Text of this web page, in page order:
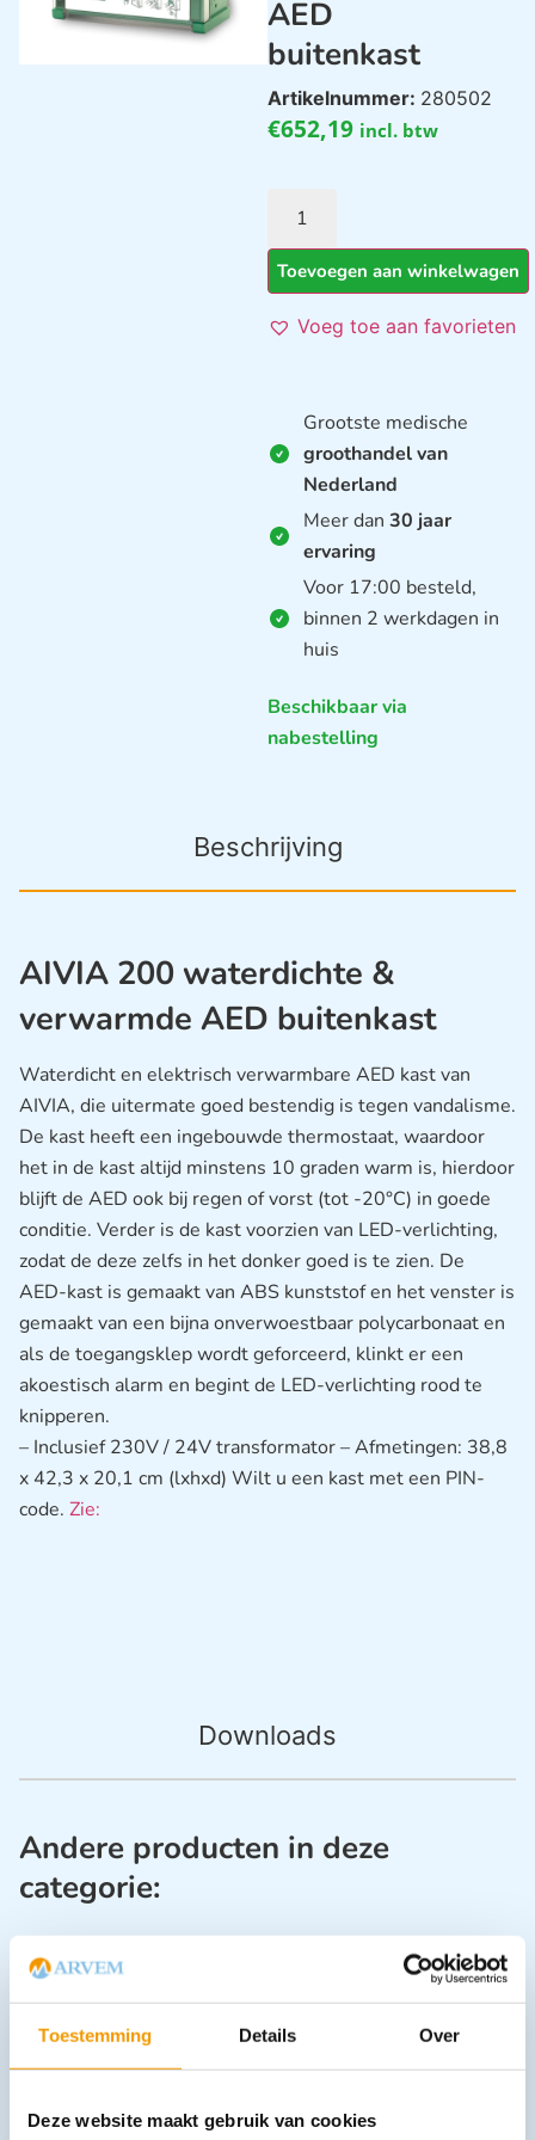
Toestemming Details Over
Deze website maakt gebruik van cookies
AED
buitenkast
Artikelnummer: 280502
€652,19 incl. btw
Toevoegen aan winkelwagen
Voeg toe aan favorieten
Grootste medische
groothandel van
Nederland
Meer dan 30 jaar
ervaring
Voor 17:00 besteld,
binnen 2 werkdagen in
huis
Beschikbaar via
nabestelling
Beschrijving
Downloads
AIVIA 200 waterdichte &
verwarmde AED buitenkast
Waterdicht en elektrisch verwarmbare AED kast van
AIVIA, die uitermate goed bestendig is tegen vandalisme.
De kast heeft een ingebouwde thermostaat, waardoor
het in de kast altijd minstens 10 graden warm is, hierdoor
blijft de AED ook bij regen of vorst (tot -20°C) in goede
conditie. Verder is de kast voorzien van LED-verlichting,
zodat de deze zelfs in het donker goed is te zien. De
AED-kast is gemaakt van ABS kunststof en het venster is
gemaakt van een bijna onverwoestbaar polycarbonaat en
als de toegangsklep wordt geforceerd, klinkt er een
akoestisch alarm en begint de LED-verlichting rood te
knipperen.
– Inclusief 230V / 24V transformator – Afmetingen: 38,8
x 42,3 x 20,1 cm (lxhxd) Wilt u een kast met een PIN-
code. Zie:
Andere producten in deze
categorie: